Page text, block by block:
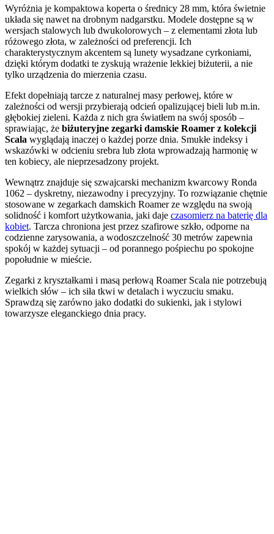
Wyróżnia je kompaktowa koperta o średnicy 28 mm, która świetnie
układa się nawet na drobnym nadgarstku. Modele dostępne są w
wersjach stalowych lub dwukolorowych – z elementami złota lub
różowego złota, w zależności od preferencji. Ich
charakterystycznym akcentem są lunety wysadzane cyrkoniami,
dzięki którym dodatki te zyskują wrażenie lekkiej biżuterii, a nie
tylko urządzenia do mierzenia czasu.
Efekt dopełniają tarcze z naturalnej masy perłowej, które w
zależności od wersji przybierają odcień opalizującej bieli lub m.in.
głębokiej zieleni. Każda z nich gra światłem na swój sposób –
sprawiając, że biżuteryjne zegarki damskie Roamer z kolekcji
Scala wyglądają inaczej o każdej porze dnia. Smukłe indeksy i
wskazówki w odcieniu srebra lub złota wprowadzają harmonię w
ten kobiecy, ale nieprzesadzony projekt.
Wewnątrz znajduje się szwajcarski mechanizm kwarcowy Ronda
1062 – dyskretny, niezawodny i precyzyjny. To rozwiązanie chętnie
stosowane w zegarkach damskich Roamer ze względu na swoją
solidność i komfort użytkowania, jaki daje czasomierz na baterię dla
kobiet. Tarcza chroniona jest przez szafirowe szkło, odporne na
codzienne zarysowania, a wodoszczelność 30 metrów zapewnia
spokój w każdej sytuacji – od porannego pośpiechu po spokojne
popołudnie w mieście.
Zegarki z kryształkami i masą perłową Roamer Scala nie potrzebują
wielkich słów – ich siła tkwi w detalach i wyczuciu smaku.
Sprawdzą się zarówno jako dodatki do sukienki, jak i stylowi
towarzysze eleganckiego dnia pracy.